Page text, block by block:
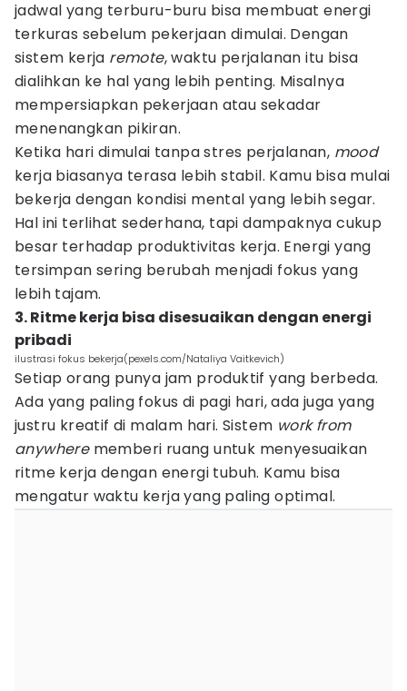
jadwal yang terburu-buru bisa membuat energi
terkuras sebelum pekerjaan dimulai. Dengan
sistem kerja remote, waktu perjalanan itu bisa
dialihkan ke hal yang lebih penting. Misalnya
mempersiapkan pekerjaan atau sekadar
menenangkan pikiran.
Ketika hari dimulai tanpa stres perjalanan, mood
kerja biasanya terasa lebih stabil. Kamu bisa mulai
bekerja dengan kondisi mental yang lebih segar.
Hal ini terlihat sederhana, tapi dampaknya cukup
besar terhadap produktivitas kerja. Energi yang
tersimpan sering berubah menjadi fokus yang
lebih tajam.
3. Ritme kerja bisa disesuaikan dengan energi
pribadi
ilustrasi fokus bekerja(pexels.com/Nataliya Vaitkevich)
Setiap orang punya jam produktif yang berbeda.
Ada yang paling fokus di pagi hari, ada juga yang
justru kreatif di malam hari. Sistem work from
anywherememberi ruang untuk menyesuaikan
ritme kerja dengan energi tubuh. Kamu bisa
mengatur waktu kerja yang paling optimal.